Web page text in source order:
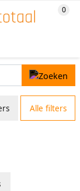
Alle filters